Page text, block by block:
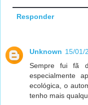
Responder
Unknown 15/01/
Sempre fui fã
especialmente
ecológica, o
tenho mais